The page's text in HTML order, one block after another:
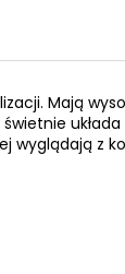
Mają
z